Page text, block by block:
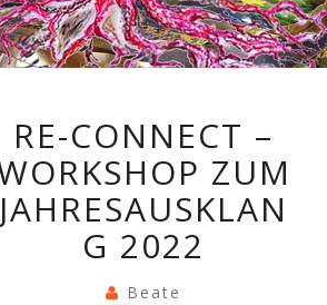
CONNECT
–
WORKSHOP
ZUM
RE-CONNECT –
ZUM
JAHRESAUSKLAN
G 2022
Beate